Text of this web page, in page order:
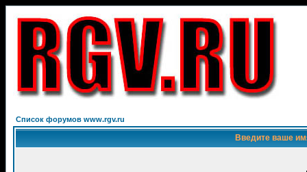
Список форумов www.rgv.ru
Введите ваше